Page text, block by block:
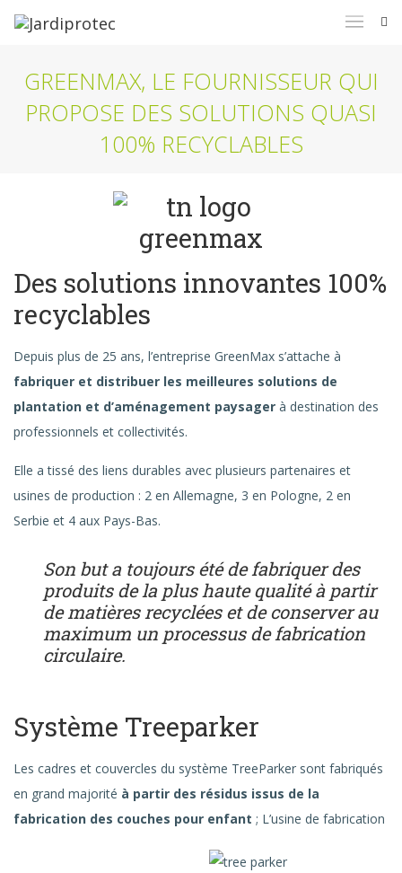
GREENMAX, LE FOURNISSEUR QUI
PROPOSE DES SOLUTIONS QUASI
100% RECYCLABLES
Des solutions innovantes 100%
recyclables
Depuis plus de 25 ans, l’entreprise GreenMax s’attache à
fabriquer et distribuer les meilleures solutions de
plantation et d’aménagement paysager à destination des
professionnels et collectivités.
Elle a tissé des liens durables avec plusieurs partenaires et
usines de production : 2 en Allemagne, 3 en Pologne, 2 en
Serbie et 4 aux Pays-Bas.
Son but a toujours été de fabriquer des
produits de la plus haute qualité à partir
de matières recyclées et de conserver au
maximum un processus de fabrication
circulaire.
Système Treeparker
Les cadres et couvercles du système TreeParker sont fabriqués
en grand majorité à partir des résidus issus de la
fabrication des couches pour enfant ; L’usine de fabrication